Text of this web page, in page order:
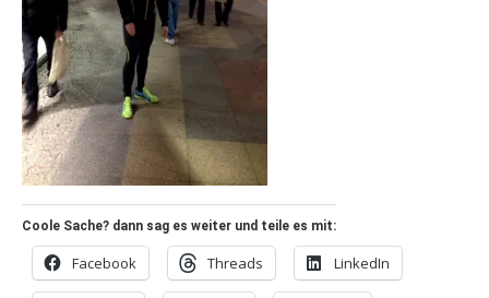
Coole Sache? dann sag es weiter und teile es mit:
Facebook Threads LinkedIn